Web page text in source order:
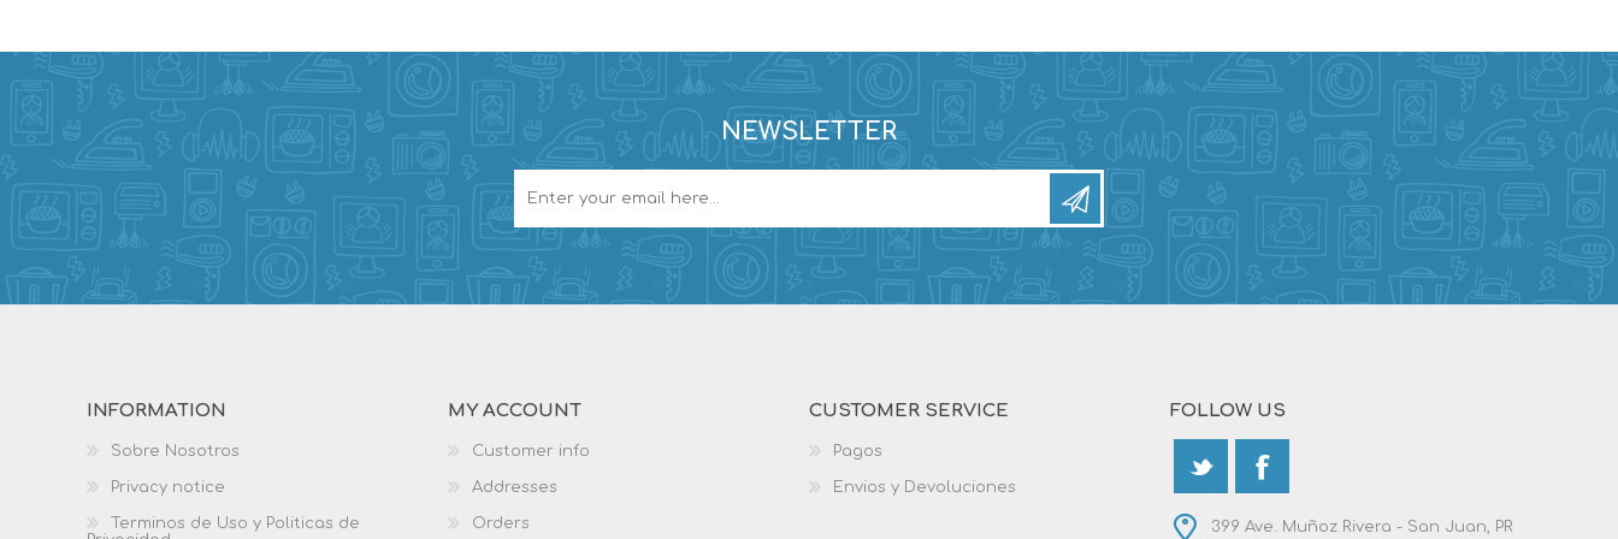
NEWSLETTER
INFORMATION
Sobre Nosotros
Privacy notice
Terminos de Uso y Politicas de
MY ACCOUNT
Customer info
Addresses
Orders
CUSTOMER SERVICE
Pagos
Envios y Devoluciones
FOLLOW US
399 Ave. Muñoz Rivera - San Juan, PR